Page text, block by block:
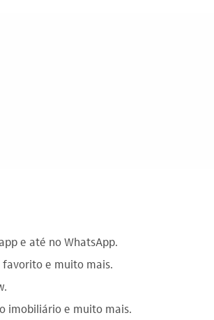
e até no WhatsApp.
favorito e muito mais.
imobiliário e muito mais.